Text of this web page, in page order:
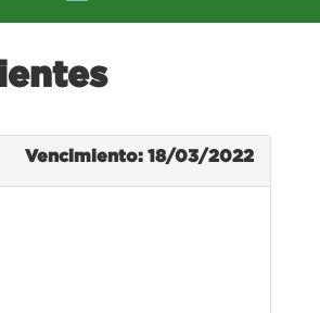
Vencimiento: 18/03/2022